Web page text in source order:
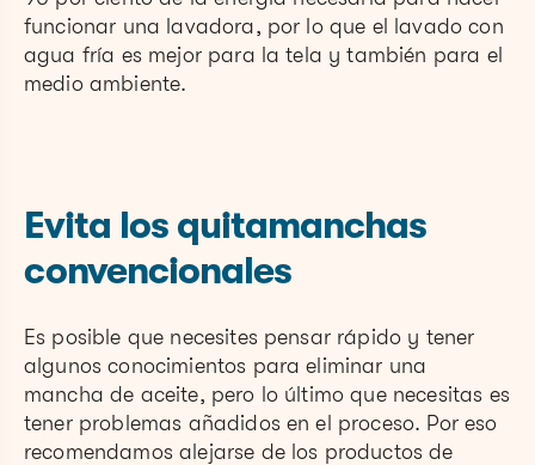
funcionar una lavadora, por lo que el lavado con
agua fría es mejor para la tela y también para el
medio ambiente.
Evita los quitamanchas
convencionales
Es posible que necesites pensar rápido y tener
algunos conocimientos para eliminar una
mancha de aceite, pero lo último que necesitas es
tener problemas añadidos en el proceso. Por eso
recomendamos alejarse de los productos de